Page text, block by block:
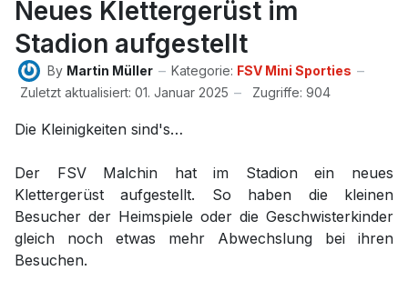
Neues Klettergerüst im
Stadion aufgestellt
By Martin Müller Kategorie: FSV Mini Sporties
Zuletzt aktualisiert: 01. Januar 2025
Zugriffe: 904
Die Kleinigkeiten sind's…
Der FSV Malchin hat im Stadion ein neues
Klettergerüst aufgestellt. So haben die kleinen
Besucher der Heimspiele oder die Geschwisterkinder
gleich noch etwas mehr Abwechslung bei ihren
Besuchen.